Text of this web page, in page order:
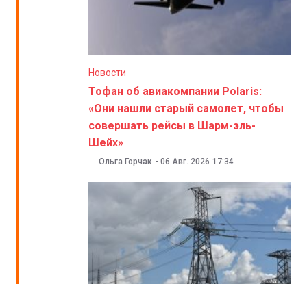
Новости
Тофан об авиакомпании Polaris:
«Они нашли старый самолет, чтобы
совершать рейсы в Шарм-эль-
Шейх»
Ольга Горчак - 06 Авг. 2026 17:34